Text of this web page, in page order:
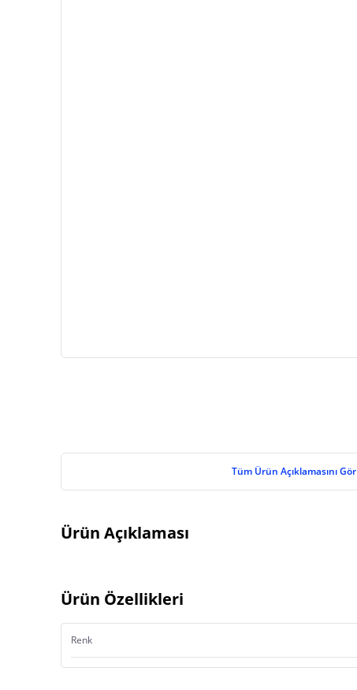
Tüm Ürün Açıklamasını Gör
Ürün Açıklaması
Ürün Özellikleri
Renk